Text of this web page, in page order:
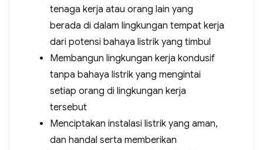
tenaga kerja atau orang lain yang
berada di dalam lingkungan tempat kerja
dari potensi bahaya listrik yang timbul
Membangun lingkungan kerja kondusif
tanpa bahaya listrik yang mengintai
setiap orang di lingkungan kerja
tersebut
Menciptakan instalasi listrik yang aman,
dan handal serta memberikan